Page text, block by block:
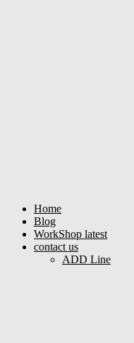
Home
Blog
WorkShop latest
contact us
ADD Line